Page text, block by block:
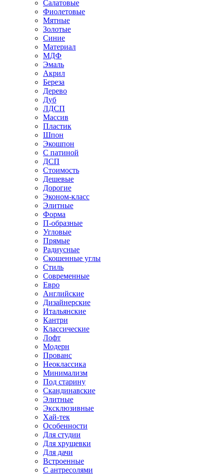
Салатовые
Фиолетовые
Мятные
Золотые
Синие
Материал
МДФ
Эмаль
Акрил
Береза
Дерево
Дуб
ЛДСП
Массив
Пластик
Шпон
Экошпон
С патиной
ДСП
Стоимость
Дешевые
Дорогие
Эконом-класс
Элитные
Форма
П-образные
Угловые
Прямые
Радиусные
Скошенные углы
Стиль
Современные
Евро
Английские
Дизайнерские
Итальянские
Кантри
Классические
Лофт
Модерн
Прованс
Неоклассика
Минимализм
Под старину
Скандинавские
Элитные
Эксклюзивные
Хай-тек
Особенности
Для студии
Для хрущевки
Для дачи
Встроенные
С антресолями